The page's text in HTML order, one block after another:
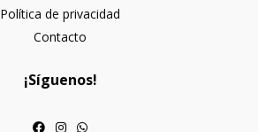
Política de privacidad
Contacto
¡Síguenos!